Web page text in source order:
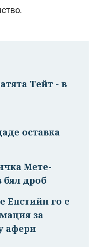
от
си!
Тейт - в
оставка
Мете-
дроб
Епстийн го е
за
афери